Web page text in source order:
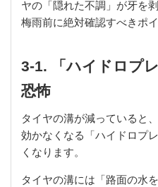
ヤの「隠れた不調」が牙を
梅雨前に絶対確認すべきポ
3-1. 「ハイドロプ
恐怖
タイヤの溝が減っていると
効かなくなる「ハイドロプ
くなります。
タイヤの溝には「路面の水